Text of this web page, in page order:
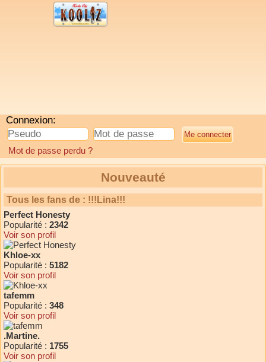
Connexion:
Mot de passe perdu ?
Nouveauté
Tous les fans de : !!!Lina!!!
Perfect Honesty
Popularité : 2342
Voir son profil
Khloe-xx
Popularité : 5182
Voir son profil
tafemm
Popularité : 348
Voir son profil
.Martine.
Popularité : 1755
Voir son profil